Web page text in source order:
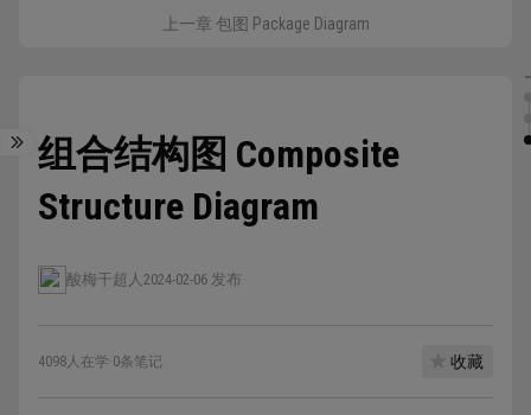
上一章 包图 Package Diagram
组合结构图 Composite
Structure Diagram
酸梅干超人 2024-02-06 发布
4098人在学·0条笔记 收藏